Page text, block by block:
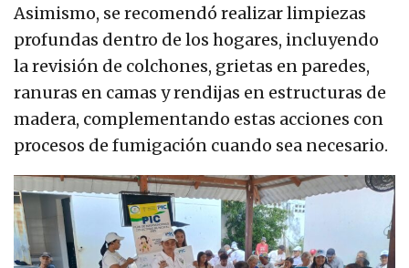
Asimismo, se recomendó realizar limpiezas
profundas dentro de los hogares, incluyendo
la revisión de colchones, grietas en paredes,
ranuras en camas y rendijas en estructuras de
madera, complementando estas acciones con
procesos de fumigación cuando sea necesario.